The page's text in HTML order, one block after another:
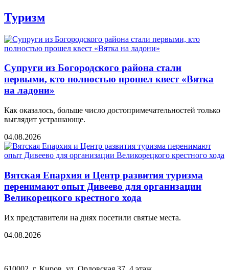
Туризм
Супруги из Богородского района стали
первыми, кто полностью прошел квест «Вятка
на ладони»
Как оказалось, больше число достопримечательностей только
выглядит устрашающе.
04.08.2026
Вятская Епархия и Центр развития туризма
перенимают опыт Дивеево для организации
Великорецкого крестного хода
Их представители на днях посетили святые места.
04.08.2026